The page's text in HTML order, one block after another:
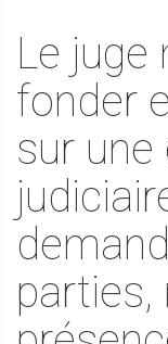
Le juge
fonder
sur une
parties,